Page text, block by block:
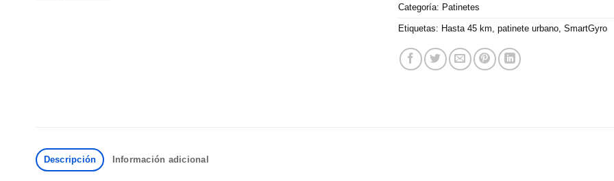
Categoría: Patinetes
Etiquetas: Hasta 45 km ,patinete urbano ,SmartGyro
Descripción Información adicional